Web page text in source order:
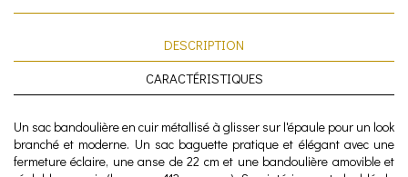
DESCRIPTION
CARACTÉRISTIQUES
Un sac bandoulière en cuir métallisé à glisser sur l'épaule pour un look
branché et moderne. Un sac baguette pratique et élégant avec une
fermeture éclaire, une anse de 22 cm et une bandoulière amovible et